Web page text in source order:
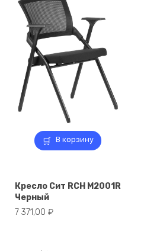
В корзину
Кресло Сит RCH M2001R
Черный
7 371,00 ₽